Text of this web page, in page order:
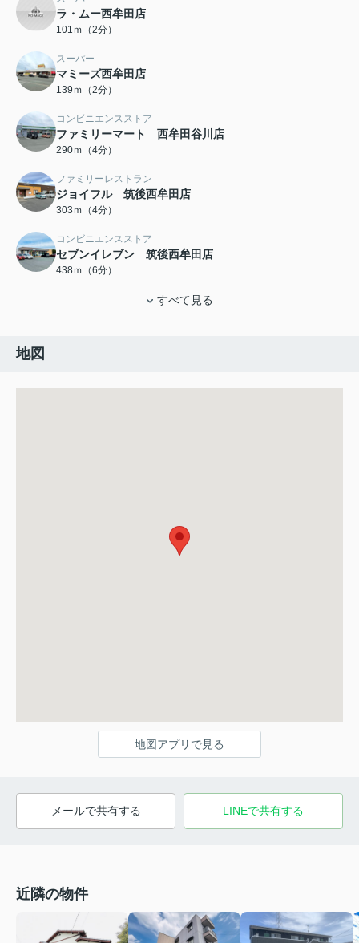
ラ・ムー西牟田店
101ｍ（2分）
スーパー
マミーズ西牟田店
139ｍ（2分）
コンビニエンスストア
ファミリーマート 西牟田谷川店
290ｍ（4分）
ファミリーレストラン
ジョイフル 筑後西牟田店
303ｍ（4分）
コンビニエンスストア
セブンイレブン 筑後西牟田店
438ｍ（6分）
すべて見る
地図
地図アプリで見る
メールで共有する LINEで共有する
近隣の物件